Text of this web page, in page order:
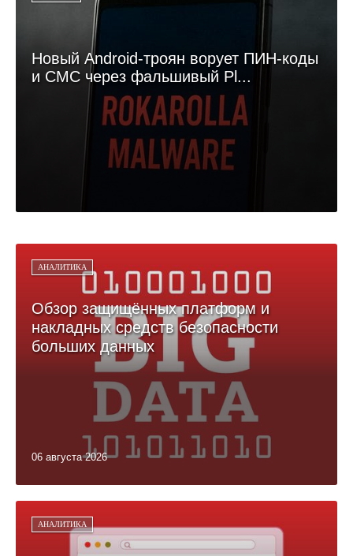
Новый Android-троян ворует ПИН-коды
и СМС через фальшивый Pl...
АНАЛИТИКА
Обзор защищённых платформ и
накладных средств безопасности
больших данных
06 августа 2026
АНАЛИТИКА